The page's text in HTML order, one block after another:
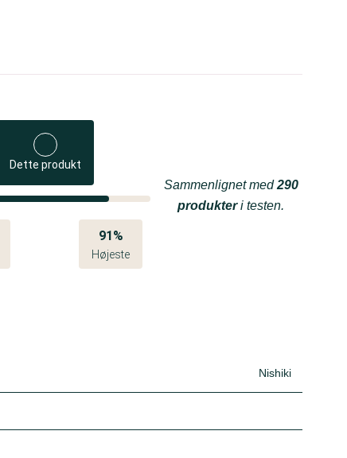
Dette produkt
91%
Højeste
Sammenlignet med290
produkteri testen.
Nishiki